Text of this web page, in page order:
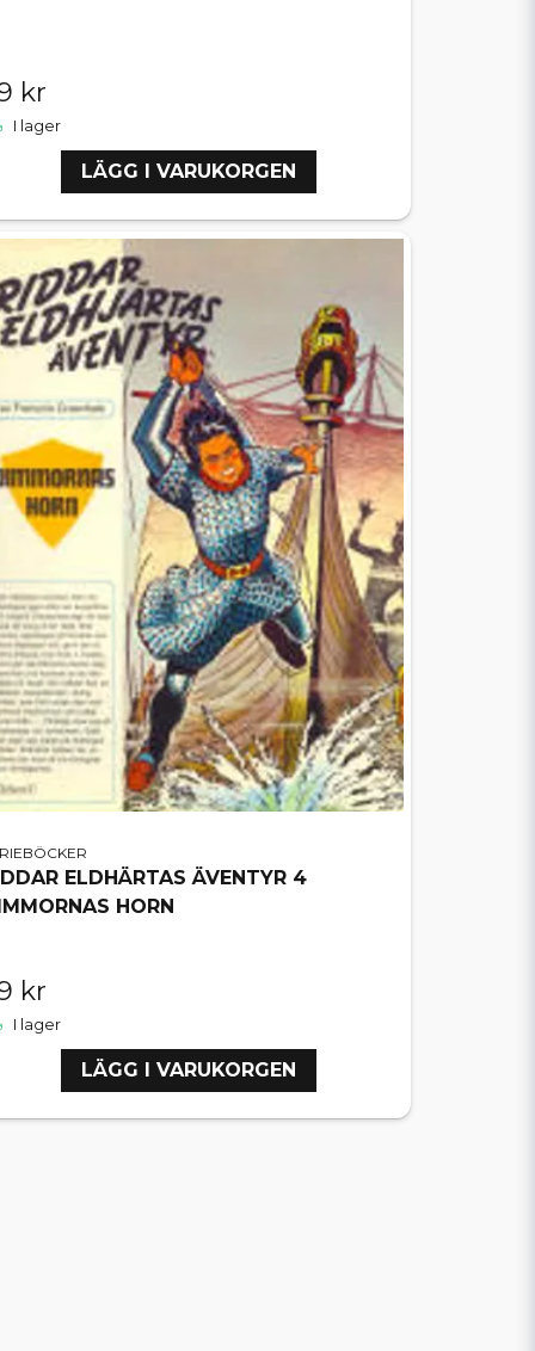
kr
I lager
LÄGG I VARUKORGEN
ELDHÄRTAS ÄVENTYR 4
HORN
kr
I lager
LÄGG I VARUKORGEN